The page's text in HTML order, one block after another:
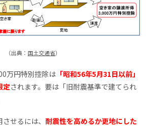
（出典： 国土交通省）
万円特別控除は 「昭和56年5月31日以前」
定されます。要は「旧耐震基準で建てられ
せるには、 耐震性を高めるか更地にした